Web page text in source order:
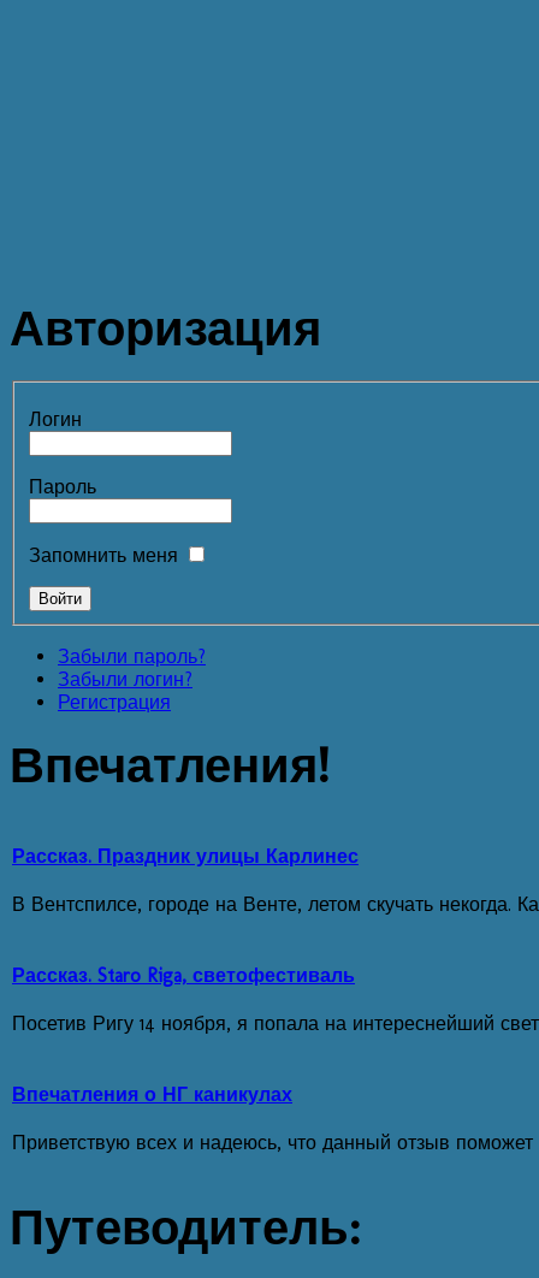
Авторизация
Логин
Пароль
Запомнить меня
Забыли пароль?
Забыли логин?
Регистрация
Впечатления!
Рассказ. Праздник улицы Карлинес
В Вентспилсе, городе на Венте, летом скучать
Рассказ. Staro Riga, светофестиваль
Посетив Ригу 14 ноября, я попала на интереснейший
Впечатления о НГ каникулах
Приветствую всех и надеюсь, что данный отзыв
Путеводитель: